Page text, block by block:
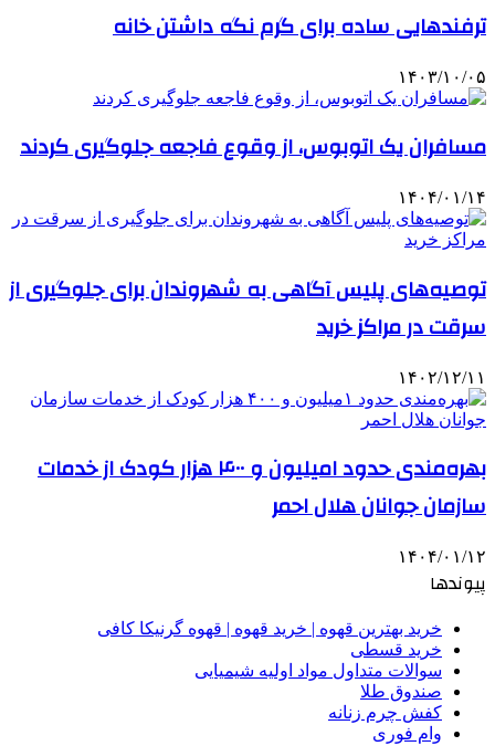
ترفندهایی ساده برای گرم نگه داشتن خانه
۱۴۰۳/۱۰/۰۵
مسافران یک اتوبوس، از وقوع فاجعه جلوگیری کردند
۱۴۰۴/۰۱/۱۴
توصیه‌های پلیس آگاهی به شهروندان برای جلوگیری از
سرقت در مراکز خرید
۱۴۰۲/۱۲/۱۱
بهره‌مندی حدود ۱میلیون و ۴۰۰ هزار کودک از خدمات
سازمان جوانان هلال احمر
۱۴۰۴/۰۱/۱۲
پیوندها
خرید بهترین قهوه | خرید قهوه | قهوه گرنیکا کافی
خرید قسطی
سوالات متداول مواد اولیه شیمیایی
صندوق طلا
کفش چرم زنانه
وام فوری